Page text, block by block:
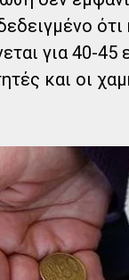
για 40-45
και οι